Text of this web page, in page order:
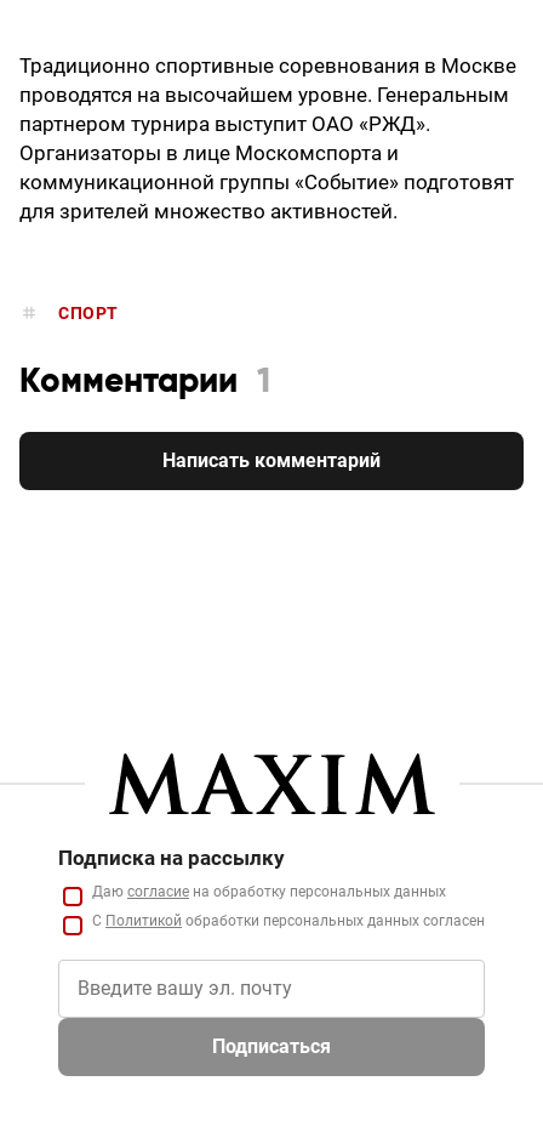
Традиционно спортивные соревнования в Москве
проводятся на высочайшем уровне. Генеральным
партнером турнира выступит ОАО «РЖД».
Организаторы в лице Москомспорта и
коммуникационной группы «Событие» подготовят
для зрителей множество активностей.
СПОРТ
Комментарии 1
Написать комментарий
Подписка на рассылку
Даю согласие на обработку персональных данных
С Политикой обработки персональных данных согласен
Подписаться